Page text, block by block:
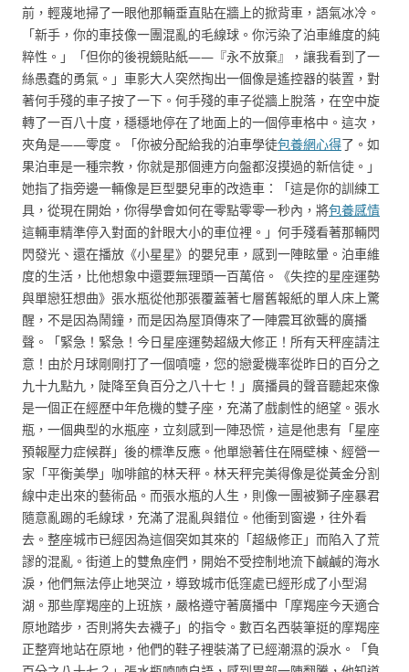
前，輕蔑地掃了一眼他那輛垂直貼在牆上的掀背車，語氣冰冷。
「新手，你的車技像一團混亂的毛線球。你污染了泊車維度的純
粹性。」「但你的後視鏡貼紙——『永不放棄』，讓我看到了一
絲愚蠢的勇氣。」車影大人突然掏出一個像是遙控器的裝置，對
著何手殘的車子按了一下。何手殘的車子從牆上脫落，在空中旋
轉了一百八十度，穩穩地停在了地面上的一個停車格中。這次，
夾角是——零度。「你被分配給我的泊車學徒包養網心得了。如
果泊車是一種宗教，你就是那個連方向盤都沒摸過的新信徒。」
她指了指旁邊一輛像是巨型嬰兒車的改造車：「這是你的訓練工
具，從現在開始，你得學會如何在零點零零一秒內，將包養感情
這輛車精準停入對面的針眼大小的車位裡。」何手殘看著那輛閃
閃發光、還在播放《小星星》的嬰兒車，感到一陣眩暈。泊車維
度的生活，比他想象中還要無理頭一百萬倍。《失控的星座運勢
與單戀狂想曲》張水瓶從他那張覆蓋著七層舊報紙的單人床上驚
醒，不是因為鬧鐘，而是因為屋頂傳來了一陣震耳欲聾的廣播
聲。「緊急！緊急！今日星座運勢超級大修正！所有天秤座請注
意！由於月球剛剛打了一個噴嚏，您的戀愛機率從昨日的百分之
九十九點九，陡降至負百分之八十七！」廣播員的聲音聽起來像
是一個正在經歷中年危機的雙子座，充滿了戲劇性的絕望。張水
瓶，一個典型的水瓶座，立刻感到一陣恐慌，這是他患有「星座
預報壓力症候群」後的標準反應。他單戀著住在隔壁棟、經營一
家「平衡美學」咖啡館的林天秤。林天秤完美得像是從黃金分割
線中走出來的藝術品。而張水瓶的人生，則像一團被獅子座暴君
隨意亂踢的毛線球，充滿了混亂與錯位。他衝到窗邊，往外看
去。整座城市已經因為這個突如其來的「超級修正」而陷入了荒
謬的混亂。街道上的雙魚座們，開始不受控制地流下鹹鹹的海水
淚，他們無法停止地哭泣，導致城市低窪處已經形成了小型潟
湖。那些摩羯座的上班族，嚴格遵守著廣播中「摩羯座今天適合
原地踏步，否則將失去襪子」的指令。數百名西裝筆挺的摩羯座
正整齊地站在原地，他們的鞋子裡裝滿了已經潮濕的淚水。「負